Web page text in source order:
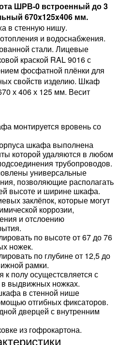
ШРВ-0 встроенный до 3
670x125x406 мм.
в стенную нишу.
и водоснабжения.
стали. Лицевые
краской RAL 9016 с
фосфатной плёнки для
свойств изделию. Шкаф
х 406 х 125 мм. Весит
монтируется вровень со
шкафа выполнена
которой удаляются в любом
трубопроводов.
универсальные
позволяющие располагать
высоте и ширине шкафа.
заклёпок, которые могут
коррозии,
и отслоению
по высоте от 67 до 76
ножек.
по глубине от 12,5 до
рамки.
полу осущестсвляется с
выдвижных ножках.
в стенной нише
отгибных фиксаторов.
дверцей с внутренним
из гофрокартона.